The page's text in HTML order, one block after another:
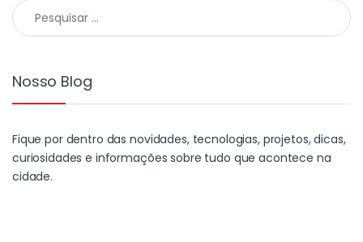
Nosso Blog
Fique por dentro das novidades, tecnologias, projetos, dicas,
curiosidades e informações sobre tudo que acontece na
cidade.